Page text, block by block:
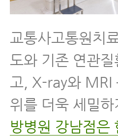
교통사고통원치
도와 기존 연관
고, X-ray와 MRI
위를 더욱 세밀
방병원 강남점은